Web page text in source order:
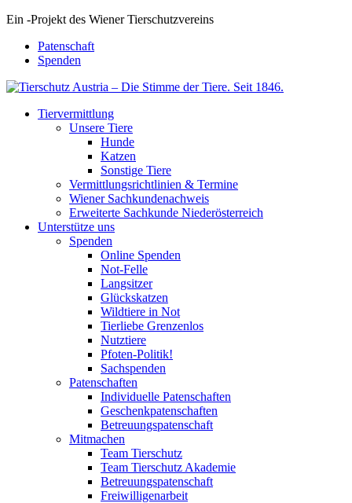
Ein -Projekt des Wiener Tierschutzvereins
Patenschaft
Spenden
Tiervermittlung
Unsere Tiere
Hunde
Katzen
Sonstige Tiere
Vermittlungsrichtlinien & Termine
Wiener Sachkundenachweis
Erweiterte Sachkunde Niederösterreich
Unterstütze uns
Spenden
Online Spenden
Not-Felle
Langsitzer
Glückskatzen
Wildtiere in Not
Tierliebe Grenzenlos
Nutztiere
Pfoten-Politik!
Sachspenden
Patenschaften
Individuelle Patenschaften
Geschenkpatenschaften
Betreuungspatenschaft
Mitmachen
Team Tierschutz
Team Tierschutz Akademie
Betreuungspatenschaft
Freiwilligenarbeit